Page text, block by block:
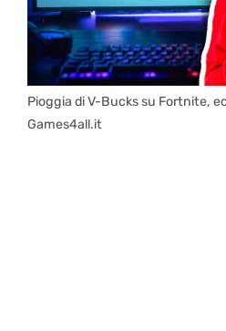
Pioggia di V-Bucks su Fortnite,
Games4all.it